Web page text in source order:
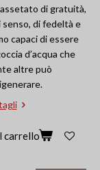
di gratuità,
senso, di fedeltà e
capaci di essere
d’acqua che
altre può
carrello